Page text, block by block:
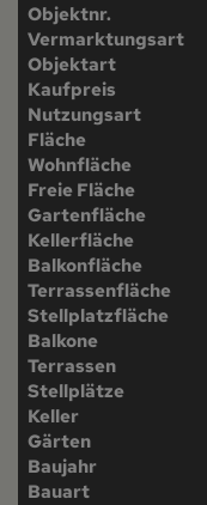
Objektnr.
Vermarktungsart
Objektart
Kaufpreis
Nutzungsart
Fläche
Wohnfläche
Freie Fläche
Gartenfläche
Kellerfläche
Balkonfläche
Terrassenfläche
Stellplatzfläche
Balkone
Terrassen
Stellplätze
Keller
Gärten
Baujahr
Bauart